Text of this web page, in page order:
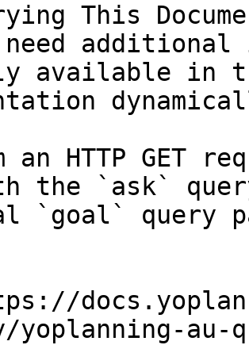
This
available in
an HTTP GET
the `ask`
`goal` query
yoplanning-